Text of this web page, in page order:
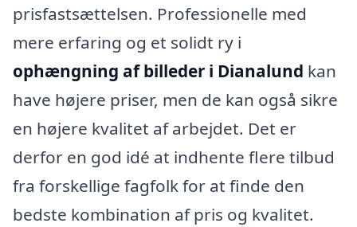
prisfastsættelsen. Professionelle med
mere erfaring og et solidt ry i
ophængning af billeder i Dianalund kan
have højere priser, men de kan også sikre
en højere kvalitet af arbejdet. Det er
derfor en god idé at indhente flere tilbud
fra forskellige fagfolk for at finde den
bedste kombination af pris og kvalitet.